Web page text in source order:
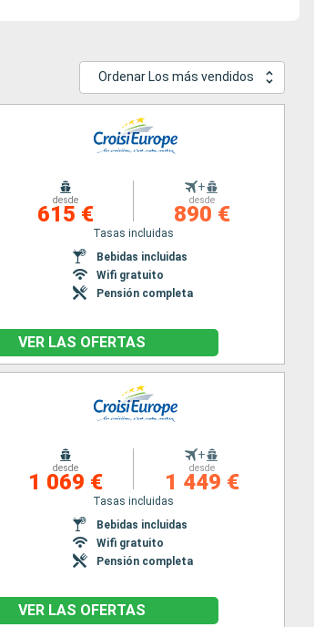
Ordenar Los más vendidos
desde
615 €
+
desde
890 €
Tasas incluidas
Bebidas incluidas
Wifi gratuito
Pensión completa
VER LAS OFERTAS
desde
1 069 €
+
desde
1 449 €
Tasas incluidas
Bebidas incluidas
Wifi gratuito
Pensión completa
VER LAS OFERTAS